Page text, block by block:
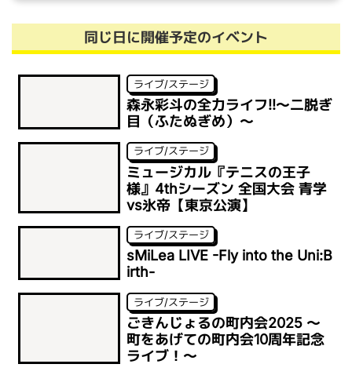
同じ日に開催予定のイベント
ライブ/ステージ
森永彩斗の全力ライフ!!〜二脱ぎ
目（ふたぬぎめ）〜
ライブ/ステージ
ミュージカル『テニスの王子
様』4thシーズン 全国大会 青学
vs氷帝【東京公演】
ライブ/ステージ
sMiLea LIVE -Fly into the Uni:B
irth-
ライブ/ステージ
ごきんじょるの町内会2025 ～
町をあげての町内会10周年記念
ライブ！～